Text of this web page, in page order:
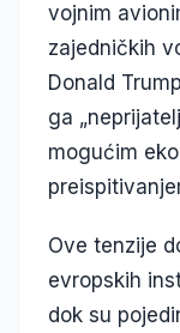
vojnim
zajedničkih
Donald
ga
mogućim
Ove tenzije
evropskih
dok su